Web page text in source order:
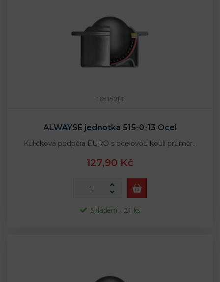
18515013
ALWAYSE jednotka 515-0-13 Ocel
Kuličková podpěra EURO s ocelovou koulí průměr…
127,90 Kč
Skladem - 21 ks